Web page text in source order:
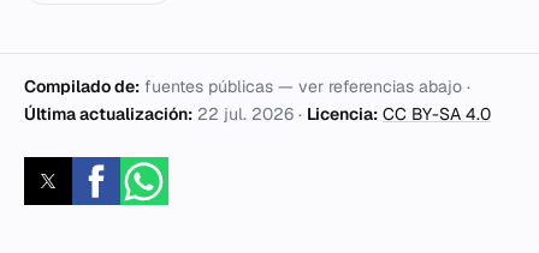
Compilado de: fuentes públicas — ver referencias abajo ·
Última actualización: 22 jul. 2026 · Licencia: CC BY-SA 4.0